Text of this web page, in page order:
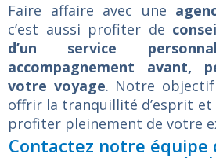
Faire affaire avec une
c’est aussi profiter de
d’un service
accompagnement avant,
votre voyage. Notre
offrir la tranquillité d’esprit
profiter pleinement de votre
Contactez notre équipe